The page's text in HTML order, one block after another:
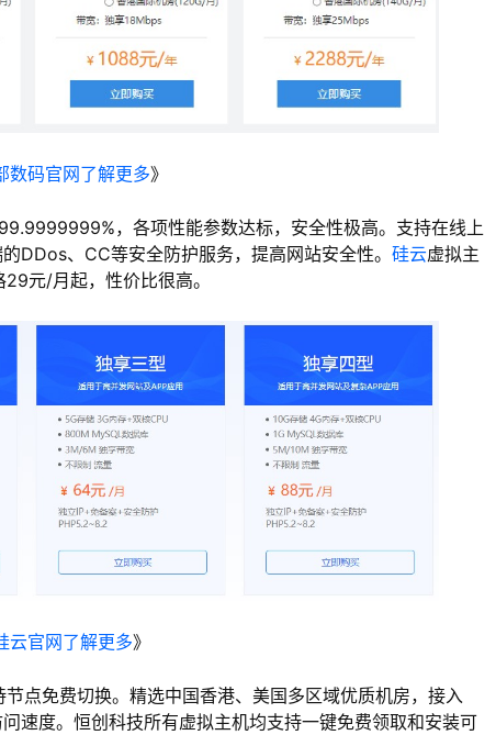
数码官网了解更多》
，各项性能参数达标，安全性极高。支持在线上
DDos、CC等安全防护服务，提高网站安全性。 硅云虚拟主
元/月起，性价比很高。
云官网了解更多》
点免费切换。精选中国香港、美国多区域优质机房，接入
速度。恒创科技所有虚拟主机均支持一键免费领取和安装可